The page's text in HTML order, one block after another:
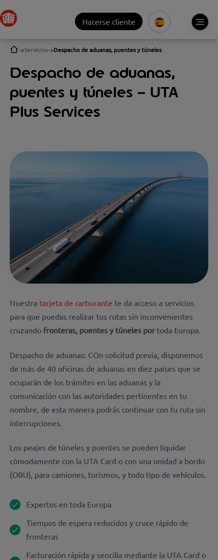
Hacerse cliente
Servicios Despacho de aduanas, puentes y túneles
Despacho de aduanas,
puentes y túneles – UTA
Plus Services
Nuestra tarjeta de carburante te da acceso a servicios
para que puedas realizar tus rutas sin inconvenientes
cruzando fronteras, puentes y túneles por toda Europa.
Despacho de aduanas: COn solicitud previa, disponemos
de más de 40 oficinas de aduanas en diez países que se
ocuparán de los trámites en las aduanas y la
comunicación con las autoridades pertinentes en tu
nombre, de esta manera podrás continuar con tu ruta sin
interrupciones.
Los peajes de túneles y puentes se pueden liquidar
cómodamente con la UTA Card o con una unidad a bordo
(OBU), para camiones, turismos, y todo tipo de vehículos.
Expertos en toda Europa
Tiempos de espera reducidos y cruce rápido de
fronteras
Facturación rápida y sencilla mediante la UTA Card o